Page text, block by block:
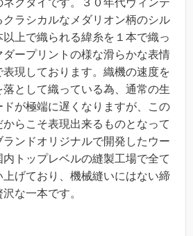
ラシカルなメダリオン柄のシル
上で織られる緯糸を１本で織っ
ープリントの様な滑らかな表情
現しております。織機の速度を
として織っている為、通常の生
が極端に遅くなりますが、この
らこそ表現出来るものとなって
ンドオリジナルで開発したウー
トップレベルの縫製工場で全て
げており、機械縫いにはない締
な一本です。